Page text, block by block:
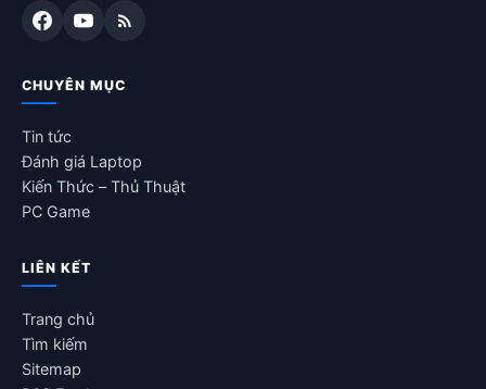
CHUYÊN MỤC
Tin tức
Đánh giá Laptop
Kiến Thức – Thủ Thuật
PC Game
LIÊN KẾT
Trang chủ
Tìm kiếm
Sitemap